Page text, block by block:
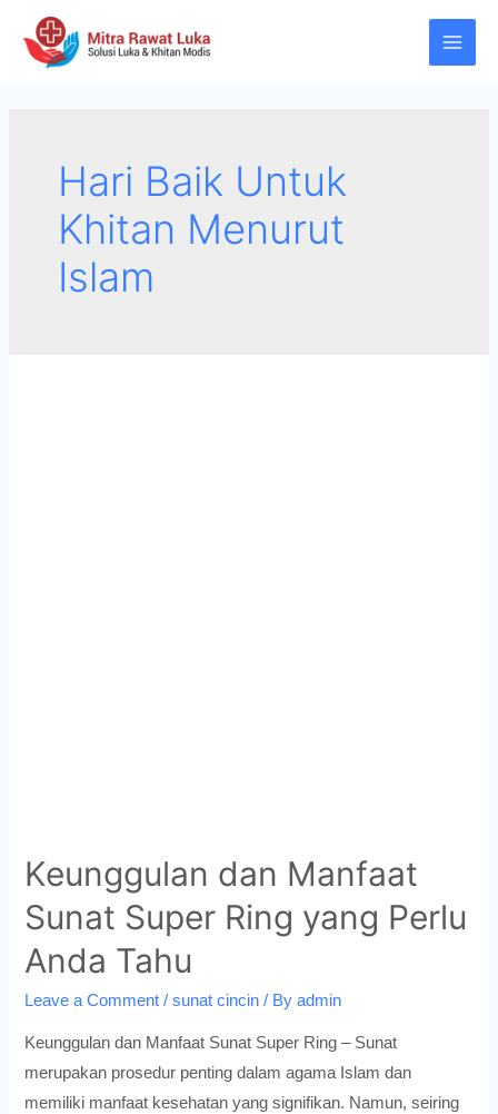
content
Main
Hari Baik Untuk
Khitan Menurut
Islam
Keunggulan dan Manfaat
Sunat Super Ring yang Perlu
Anda Tahu
Leave a Comment /sunat cincin / Byadmin
Keunggulan dan Manfaat Sunat Super Ring – Sunat
merupakan prosedur penting dalam agama Islam dan
memiliki manfaat kesehatan yang signifikan. Namun, seiring